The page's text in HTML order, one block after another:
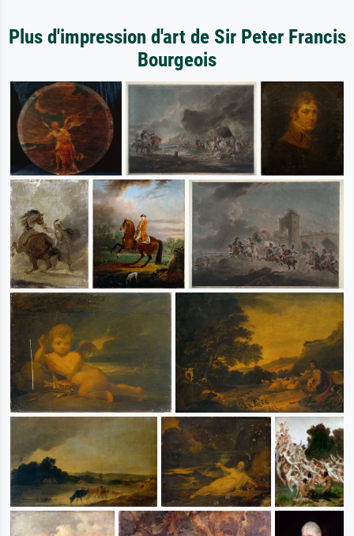
Plus d'impression d'art de Sir Peter Francis
Bourgeois